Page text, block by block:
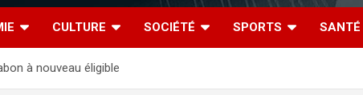
CULTURE SOCIÉTÉ SPORTS SANTÉ
à nouveau éligible